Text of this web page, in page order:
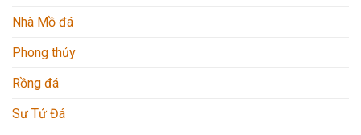
Nhà Mồ đá
Phong thủy
Rồng đá
Sư Tử Đá